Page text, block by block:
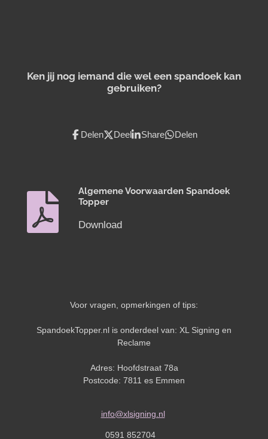
Ken jij nog iemand die wel een spandoek kan
gebruiken?
Delen Deel Share Delen
Algemene Voorwaarden Spandoek
Topper
Download
Voor vragen, opmerkingen of tips:
SpandoekTopper.nl is onderdeel van: XL Signing en
Reclame
Adres: Hoofdstraat 78a
Postcode: 7811 es Emmen
info@xlsigning.nl
0591 852704